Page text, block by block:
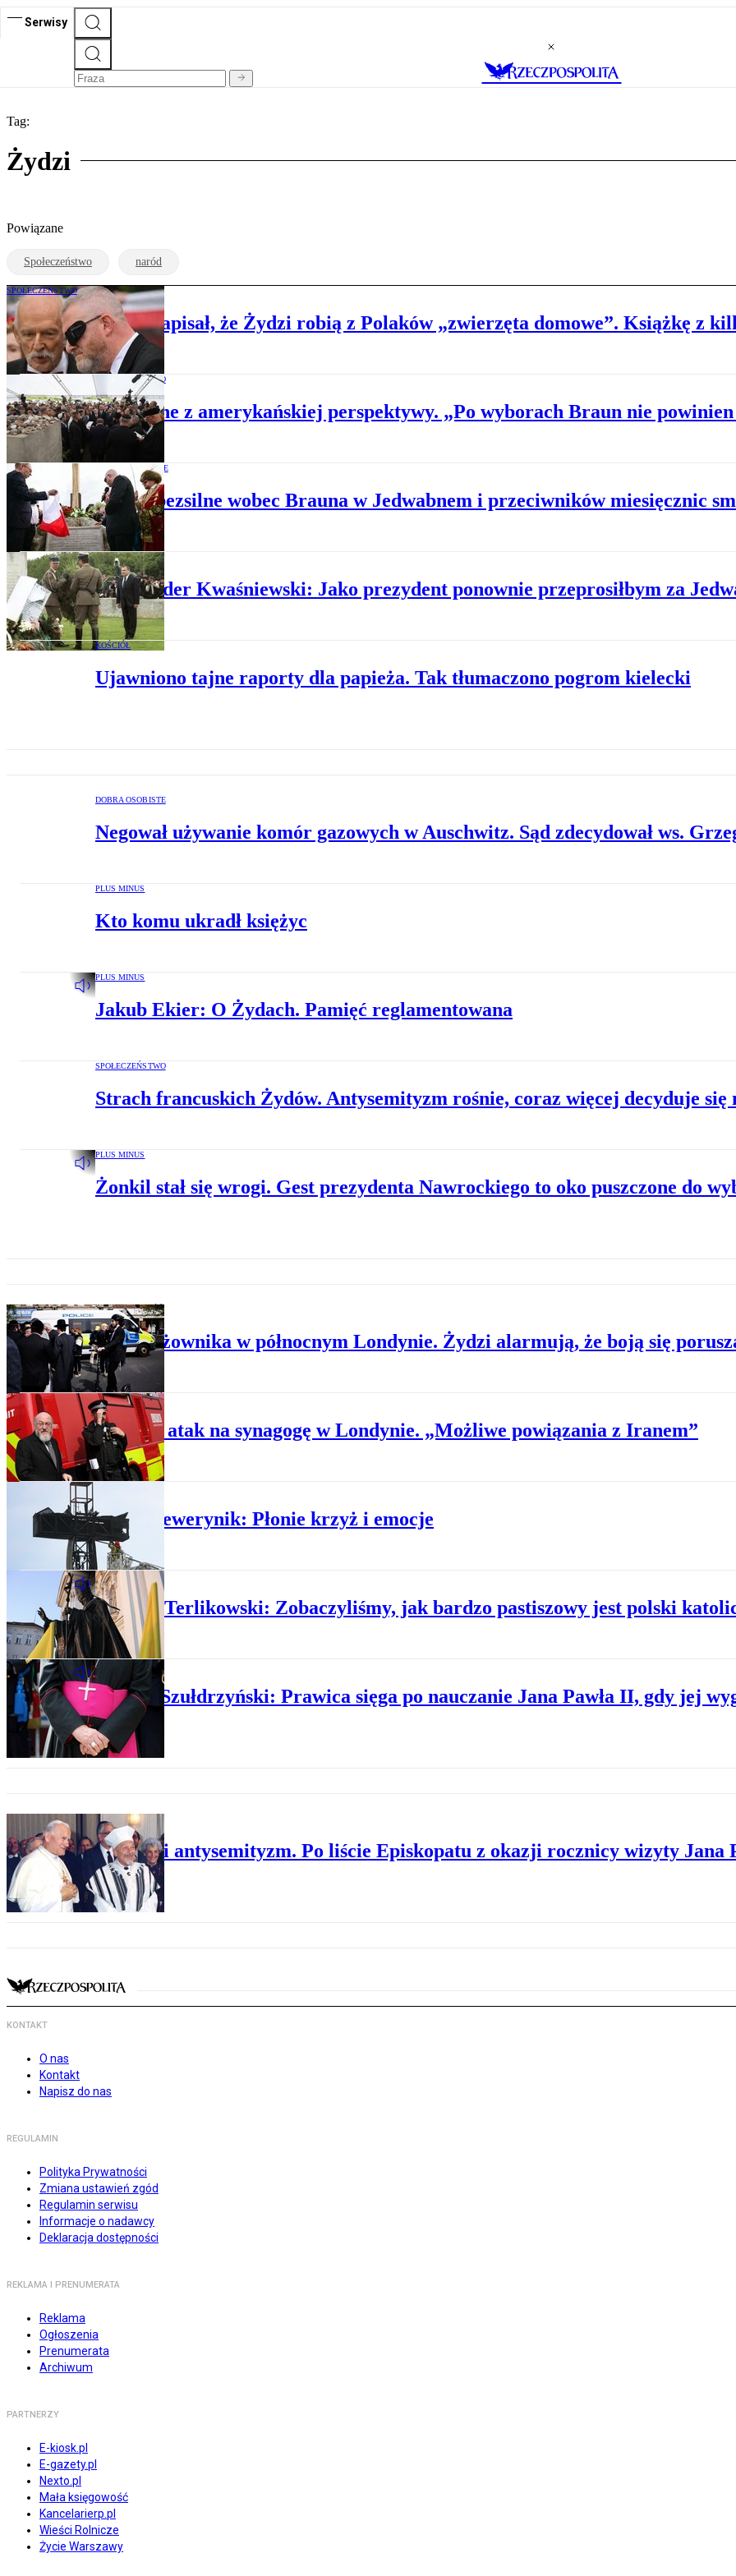
Serwisy
Tag:
Żydzi
Powiązane
Społeczeństwo naród
SPOŁECZEŃSTWO
Grzegorz Braun napisał, że Żydzi robią z Polaków „zwierzęta domowe”. Książkę z
SPOŁECZEŃSTWO
Jedwabne z amerykańskiej perspektywy. „Po wyborach Braun nie
PRAWO W POLSCE
Prawo bezsilne wobec Brauna w Jedwabnem i przeciwników miesięcznic
POLITYKA
Aleksander Kwaśniewski: Jako prezydent ponownie przeprosiłbym za
KOŚCIÓŁ
Ujawniono tajne raporty dla papieża. Tak tłumaczono pogrom kielecki
DOBRA OSOBISTE
Negował używanie komór gazowych w Auschwitz. Sąd zdecydował ws.
PLUS MINUS
Kto komu ukradł księżyc
PLUS MINUS
Jakub Ekier: O Żydach. Pamięć reglamentowana
SPOŁECZEŃSTWO
Strach francuskich Żydów. Antysemityzm rośnie, coraz więcej decyduje się
PLUS MINUS
Żonkil stał się wrogi. Gest prezydenta Nawrockiego to oko puszczone do
PRZESTĘPCZOŚĆ
Atak nożownika w północnym Londynie. Żydzi alarmują, że boją się
PRZESTĘPCZOŚĆ
Kolejny atak na synagogę w Londynie. „Możliwe powiązania z Iranem”
Jakub Sewerynik: Płonie krzyż i emocje
PLUS MINUS
Tomasz Terlikowski: Zobaczyliśmy, jak bardzo pastiszowy jest polski
PLUS MINUS
Michał Szułdrzyński: Prawica sięga po nauczanie Jana Pawła II, gdy jej
HISTORIA POLSKI
Kościół i antysemityzm. Po liście Episkopatu z okazji rocznicy wizyty Jana
KONTAKT
O nas
Kontakt
Napisz do nas
REGULAMIN
Polityka Prywatności
Zmiana ustawień zgód
Regulamin serwisu
Informacje o nadawcy
Deklaracja dostępności
REKLAMA I PRENUMERATA
Reklama
Ogłoszenia
Prenumerata
Archiwum
PARTNERZY
E-kiosk.pl
E-gazety.pl
Nexto.pl
Mała księgowość
Kancelarierp.pl
Wieści Rolnicze
Życie Warszawy